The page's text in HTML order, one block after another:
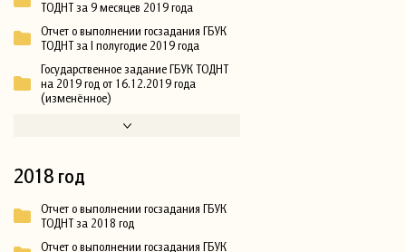
ТОДНТ за 9 месяцев 2019 года
Отчет о выполнении госзадания ГБУК
ТОДНТ за I полугодие 2019 года
Государственное задание ГБУК ТОДНТ
на 2019 год от 16.12.2019 года
(изменённое)
2018 год
Отчет о выполнении госзадания ГБУК
ТОДНТ за 2018 год
Отчет о выполнении госзадания ГБУК